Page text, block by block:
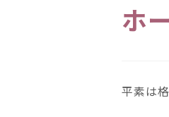
ホ
平素は